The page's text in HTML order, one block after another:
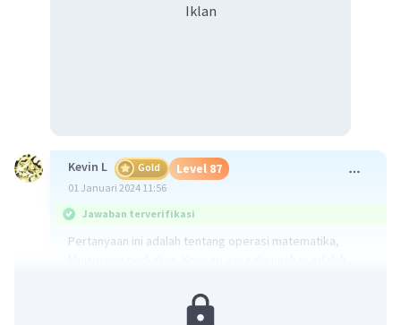
Iklan
Kevin L Gold Level 87
01 Januari 2024 11:56
Jawaban terverifikasi
Pertanyaan ini adalah tentang operasi matematika,